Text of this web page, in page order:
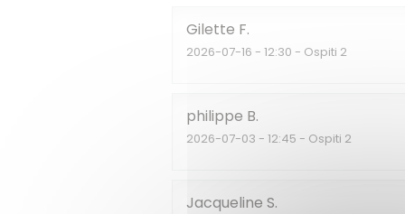
Gilette F
2026-07-16 - 12:30 - Ospiti 2
philippe B
2026-07-03 - 12:45 - Ospiti 2
Jacqueline S